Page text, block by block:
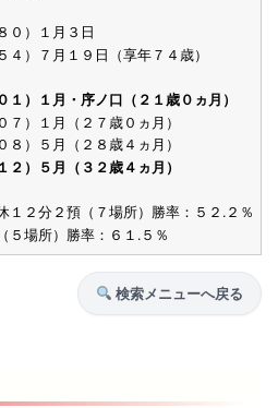
０）１月３日
）７月１９日（享年７４歳）
１）１月・序ノ口（２１歳０ヵ月）
）１月（２７歳０ヵ月）
）５月（２８歳４ヵ月）
２）５月（３２歳４ヵ月）
１２分２預（７場所）勝率：５２.２％
５場所）勝率：６１.５％
検索メニューへ戻る